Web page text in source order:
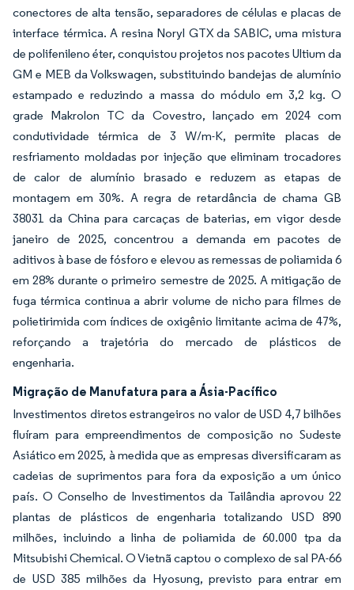
conectores de alta tensão, separadores de células e placas de
interface térmica. A resina Noryl GTX da SABIC, uma mistura
de polifenileno éter, conquistou projetos nos pacotes Ultium da
GM e MEB da Volkswagen, substituindo bandejas de alumínio
estampado e reduzindo a massa do módulo em 3,2 kg. O
grade Makrolon TC da Covestro, lançado em 2024 com
condutividade térmica de 3 W/m-K, permite placas de
resfriamento moldadas por injeção que eliminam trocadores
de calor de alumínio brasado e reduzem as etapas de
montagem em 30%. A regra de retardância de chama GB
38031 da China para carcaças de baterias, em vigor desde
janeiro de 2025, concentrou a demanda em pacotes de
aditivos à base de fósforo e elevou as remessas de poliamida 6
em 28% durante o primeiro semestre de 2025. A mitigação de
fuga térmica continua a abrir volume de nicho para filmes de
polietirimida com índices de oxigênio limitante acima de 47%,
reforçando a trajetória do mercado de plásticos de
engenharia.
Migração de Manufatura para a Ásia-Pacífico
Investimentos diretos estrangeiros no valor de USD 4,7 bilhões
fluíram para empreendimentos de composição no Sudeste
Asiático em 2025, à medida que as empresas diversificaram as
cadeias de suprimentos para fora da exposição a um único
país. O Conselho de Investimentos da Tailândia aprovou 22
plantas de plásticos de engenharia totalizando USD 890
milhões, incluindo a linha de poliamida de 60.000 tpa da
Mitsubishi Chemical. O Vietnã captou o complexo de sal PA-66
de USD 385 milhões da Hyosung, previsto para entrar em